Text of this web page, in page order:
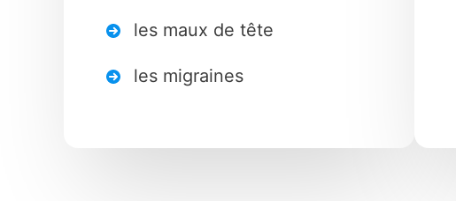
les maux de tête
les migraines